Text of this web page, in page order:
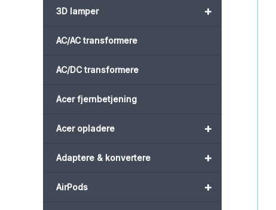
+
3D lamper
AC/AC transformere
AC/DC transformere
Acer fjernbetjening
+
Acer opladere
+
Adaptere & konvertere
+
AirPods